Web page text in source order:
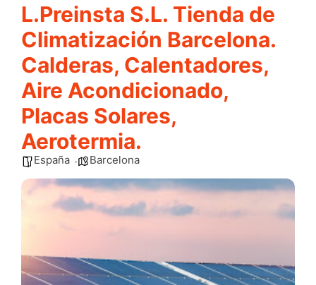
L.Preinsta S.L. Tienda de
Climatización Barcelona.
Calderas, Calentadores,
Aire Acondicionado,
Placas Solares,
Aerotermia.
España Barcelona